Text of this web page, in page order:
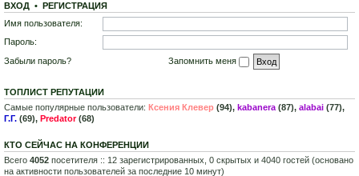
ВХОД • РЕГИСТРАЦИЯ
Имя пользователя:
Пароль:
Забыли пароль?
Запомнить меня
ТОПЛИСТ РЕПУТАЦИИ
Самые популярные пользователи: Ксения Клевер (94), kabanera (87), alabai (77),
Г.Г. (69), Predator(68)
КТО СЕЙЧАС НА КОНФЕРЕНЦИИ
Всего 4052 посетителя :: 12 зарегистрированных, 0 скрытых и 4040 гостей (основано
на активности пользователей за последние 10 минут)